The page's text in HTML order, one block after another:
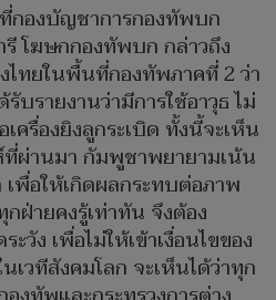
กองบัญชาการกองทัพบก
โฆษกกองทัพบก กล่าวถึง
ไทยในพื้นที่กองทัพภาคที่ 2 ว่า
บรายงานว่ามีการใช้อาวุธ ไม่
ครื่องยิงลูกระเบิด ทั้งนี้จะเห็น
ที่ผ่านมา กัมพูชาพยายามเน้น
เพื่อให้เกิดผลกระทบต่อภาพ
ฝ่ายคงรู้เท่าทัน จึงต้อง
วัง เพื่อไม่ให้เข้าเงื่อนไขของ
เวทีสังคมโลก จะเห็นได้ว่าทุก